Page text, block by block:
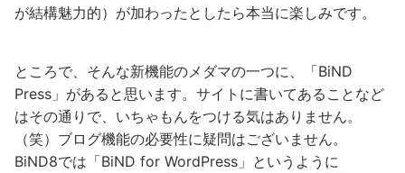
が結構魅力的）が加わったとしたら本当に楽しみです。
ところで、そんな新機能のメダマの一つに、「BiND
Press」があると思います。サイトに書いてあることなど
はその通りで、いちゃもんをつける気はありません。
（笑）ブログ機能の必要性に疑問はございません。
BiND8では「BiND for WordPress」というように